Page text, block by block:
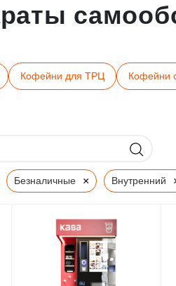
Кофейни для ТРЦ Кофейни
Безналичные × Внутренний